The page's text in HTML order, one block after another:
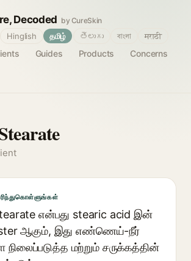
Decoded by CureSkin
Guides Products
Concerns
Hinglish தமிழ் తెలుగు বাংলা मराठी
என்பது stearic acid இன்
ஆகும், இது எண்ணெய்-நீர்
மற்றும் சருக்கத்தின்